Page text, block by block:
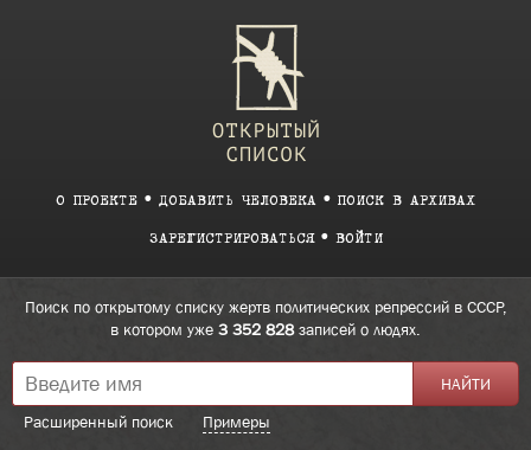
О ПРОЕКТЕ ДОБАВИТЬ ЧЕЛОВЕКА ПОИСК В АРХИВАХ
ЗАРЕГИСТРИРОВАТЬСЯ ВОЙТИ
Поиск по открытому списку жертв политических репрессий в СССР,
в котором уже 3 352 828записей о людях.
Расширенный поиск Примеры